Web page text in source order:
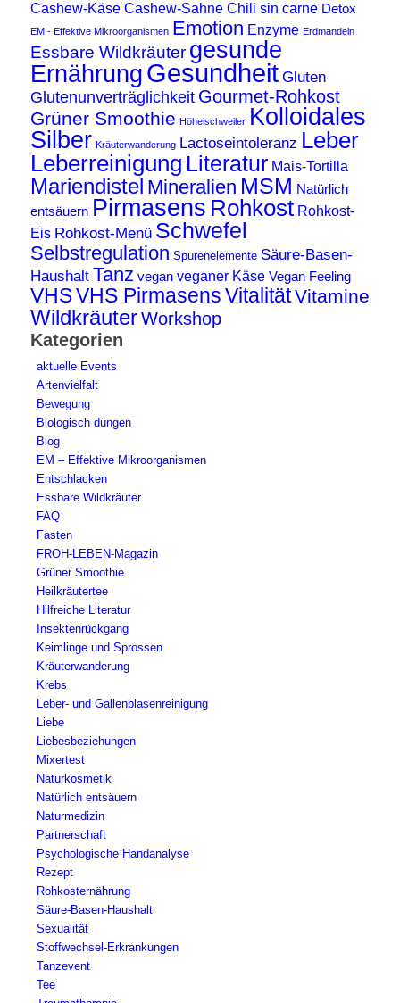
Cashew-Käse Cashew-Sahne Chili sin carne Detox
EM - Effektive Mikroorganismen Emotion Enzyme Erdmandeln
Essbare Wildkräuter gesunde
Ernährung Gesundheit Gluten
Glutenunverträglichkeit Gourmet-Rohkost
Grüner Smoothie Höheischweiler Kolloidales
Silber Kräuterwanderung Lactoseintoleranz Leber
Leberreinigung Literatur Mais-Tortilla
Mariendistel Mineralien MSM Natürlich
entsäuern Pirmasens Rohkost Rohkost-
Eis Rohkost-Menü Schwefel
Selbstregulation Spurenelemente Säure-Basen-
Haushalt Tanz vegan veganer Käse Vegan Feeling
VHSVHS PirmasensVitalitätVitamine
Wildkräuter Workshop
Kategorien
aktuelle Events
Artenvielfalt
Bewegung
Biologisch düngen
Blog
EM – Effektive Mikroorganismen
Entschlacken
Essbare Wildkräuter
FAQ
Fasten
FROH-LEBEN-Magazin
Grüner Smoothie
Heilkräutertee
Hilfreiche Literatur
Insektenrückgang
Keimlinge und Sprossen
Kräuterwanderung
Krebs
Leber- und Gallenblasenreinigung
Liebe
Liebesbeziehungen
Mixertest
Naturkosmetik
Natürlich entsäuern
Naturmedizin
Partnerschaft
Psychologische Handanalyse
Rezept
Rohkosternährung
Säure-Basen-Haushalt
Sexualität
Stoffwechsel-Erkrankungen
Tanzevent
Tee